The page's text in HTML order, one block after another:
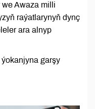
Awaza milli
raýatlarynyň dynç
ara alnyp
ýokanjyna garşy